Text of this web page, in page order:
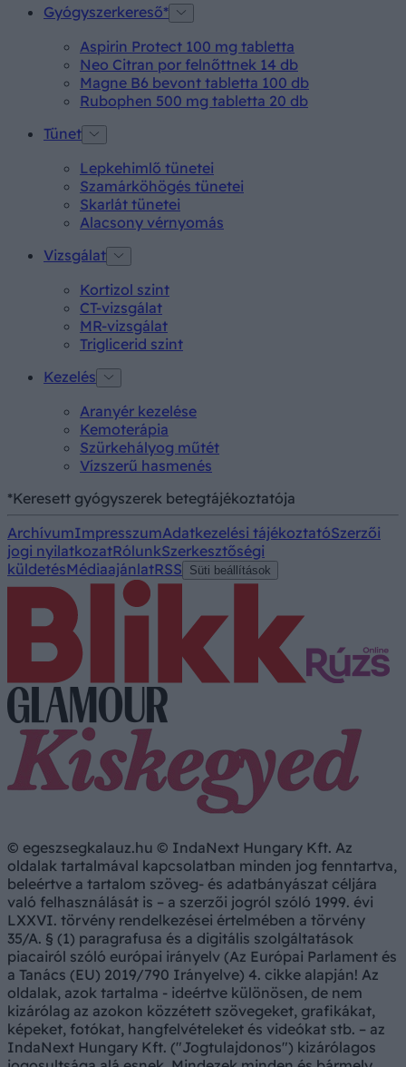
Gyógyszerkereső*
Aspirin Protect 100 mg tabletta
Neo Citran por felnőttnek 14 db
Magne B6 bevont tabletta 100 db
Rubophen 500 mg tabletta 20 db
Tünet
Lepkehimlő tünetei
Szamárköhögés tünetei
Skarlát tünetei
Alacsony vérnyomás
Vizsgálat
Kortizol szint
CT-vizsgálat
MR-vizsgálat
Triglicerid szint
Kezelés
Aranyér kezelése
Kemoterápia
Szürkehályog műtét
Vízszerű hasmenés
*Keresett gyógyszerek betegtájékoztatója
ArchívumImpresszumAdatkezelési tájékoztatóSzerzői
jogi nyilatkozatRólunkSzerkesztőségi
küldetésMédiaajánlatRSS Süti beállítások
© egeszsegkalauz.hu © IndaNext Hungary Kft. Az
oldalak tartalmával kapcsolatban minden jog fenntartva,
beleértve a tartalom szöveg- és adatbányászat céljára
való felhasználását is – a szerzői jogról szóló 1999. évi
LXXVI. törvény rendelkezései értelmében a törvény
35/A. § (1) paragrafusa és a digitális szolgáltatások
piacairól szóló európai irányelv (Az Európai Parlament és
a Tanács (EU) 2019/790 Irányelve) 4. cikke alapján! Az
oldalak, azok tartalma - ideértve különösen, de nem
kizárólag az azokon közzétett szövegeket, grafikákat,
képeket, fotókat, hangfelvételeket és videókat stb. – az
IndaNext Hungary Kft. ("Jogtulajdonos") kizárólagos